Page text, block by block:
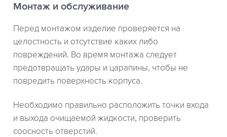
Монтаж и обслуживание
Перед монтажом изделие проверяется на
целостность и отсутствие каких либо
повреждений. Во время монтажа следует
предотвращать удары и царапины, чтобы не
повредить поверхность корпуса.
Необходимо правильно расположить точки входа
и выхода очищаемой жидкости, проверить
соосность отверстий.